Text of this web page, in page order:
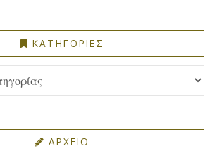
ΚΑΤΗΓΟΡΙΕΣ
ΑΡΧΕΙΟ